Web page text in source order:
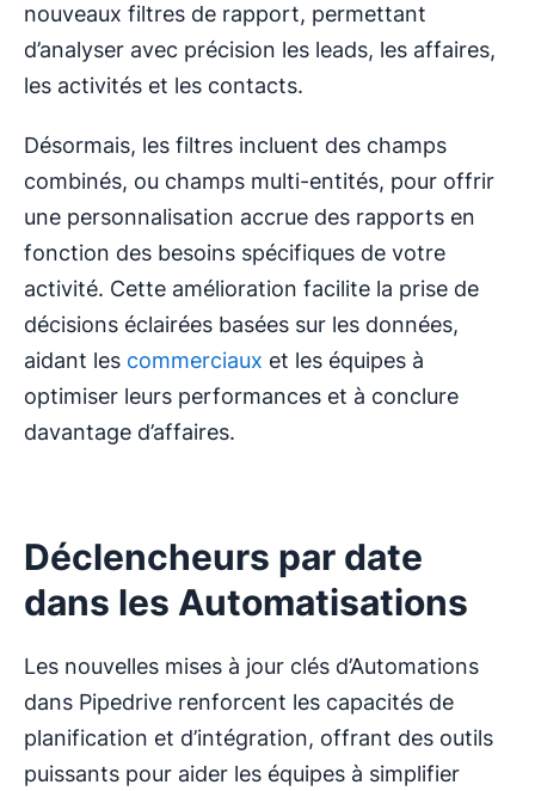
nouveaux filtres de rapport, permettant
d’analyser avec précision les leads, les affaires,
les activités et les contacts.
Désormais, les filtres incluent des champs
combinés, ou champs multi-entités, pour offrir
une personnalisation accrue des rapports en
fonction des besoins spécifiques de votre
activité. Cette amélioration facilite la prise de
décisions éclairées basées sur les données,
aidant les commerciaux et les équipes à
optimiser leurs performances et à conclure
davantage d’affaires.
Déclencheurs par date
dans les Automatisations
Les nouvelles mises à jour clés d’Automations
dans Pipedrive renforcent les capacités de
planification et d’intégration, offrant des outils
puissants pour aider les équipes à simplifier